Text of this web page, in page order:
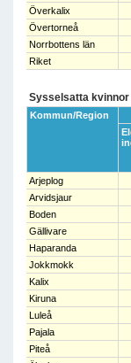
Överkalix
Övertorneå
Norrbottens län
Riket
Sysselsatta kvinnor
Kommun/Region
Arjeplog
Arvidsjaur
Boden
Gällivare
Haparanda
Jokkmokk
Kalix
Kiruna
Luleå
Pajala
Piteå